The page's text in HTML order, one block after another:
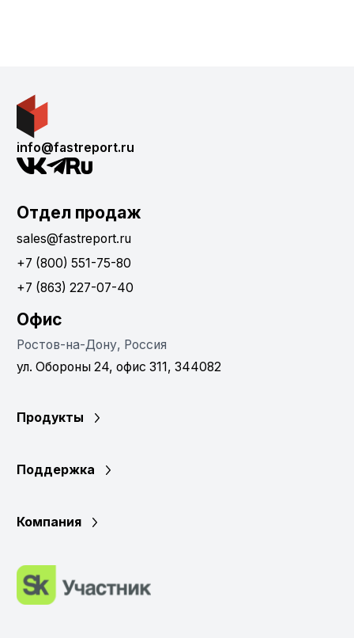
info@fastreport.ru
Отдел продаж
sales@fastreport.ru
+7 (800) 551-75-80
+7 (863) 227-07-40
Офис
Ростов-на-Дону, Россия
ул. Обороны 24, офис 311, 344082
Продукты
Поддержка
Компания